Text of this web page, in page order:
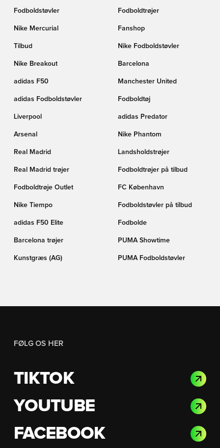
Fodboldstøvler Fodboldtrøjer
Nike Mercurial Fanshop
Tilbud Nike Fodboldstøvler
Nike Breakout Barcelona
adidas F50 Manchester United
adidas Fodboldstøvler Fodboldtøj
Liverpool adidas Predator
Arsenal Nike Phantom
Real Madrid Landsholdstrøjer
Real Madrid trøjer Fodboldtrøjer på tilbud
Fodboldtrøje Outlet FC København
Nike Tiempo Fodboldstøvler på tilbud
adidas F50 Elite Fodbolde
Barcelona trøjer PUMA Showtime
Kunstgræs (AG) PUMA Fodboldstøvler
FØLG OS HER
TIKTOK
YOUTUBE
FACEBOOK